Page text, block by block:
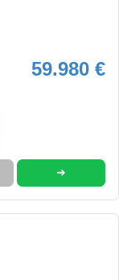
59.980 €
➜